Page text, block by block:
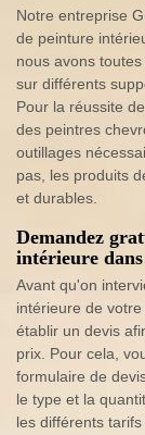
Notre entreprise
de peinture
nous avons
sur différents
Pour la réussite
des peintres
outillages
pas, les produits
et durables.
Demandez
intérieure dans
Avant qu'on
intérieure de
établir un devis
prix. Pour cela,
formulaire de
le type et la
les différents